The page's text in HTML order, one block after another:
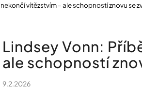
vítězstvím – ale schopností znovu se
Lindsey Vonn:
ale schopností
9.2.2026